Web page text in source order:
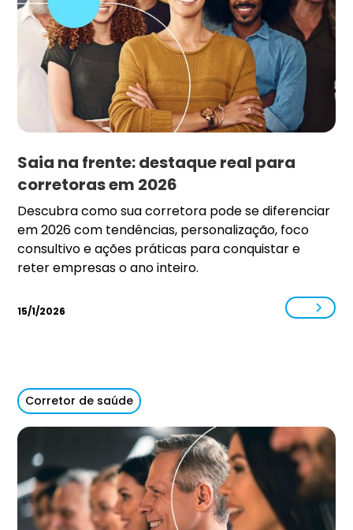
Saia na frente: destaque real para
corretoras em 2026
Descubra como sua corretora pode se diferenciar
em 2026 com tendências, personalização, foco
consultivo e ações práticas para conquistar e
reter empresas o ano inteiro.
15/1/2026
Corretor de saúde